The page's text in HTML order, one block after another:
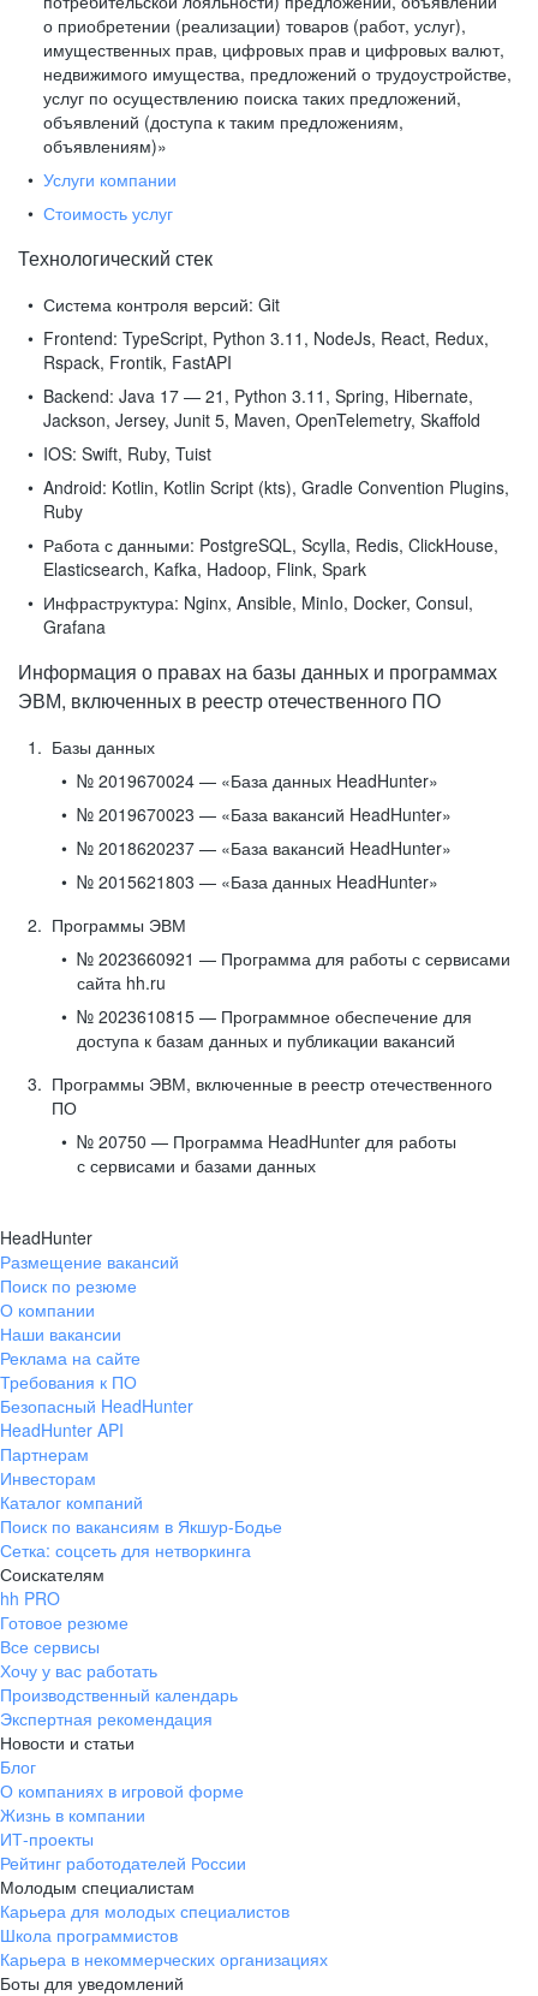
о приобретении (реализации) товаров (работ, услуг),
имущественных прав, цифровых прав и цифровых валют,
недвижимого имущества, предложений о трудоустройстве,
услуг по осуществлению поиска таких предложений,
объявлений (доступа к таким предложениям,
объявлениям)»
Услуги компании
Стоимость услуг
Технологический стек
Система контроля версий: Git
Frontend: TypeScript, Python 3.11, NodeJs, React, Redux,
Rspack, Frontik, FastAPI
Backend: Java 17 — 21, Python 3.11, Spring, Hibernate,
Jackson, Jersey, Junit 5, Maven, OpenTelemetry, Skaffold
IOS: Swift, Ruby, Tuist
Android: Kotlin, Kotlin Script (kts), Gradle Convention Plugins,
Ruby
Работа с данными: PostgreSQL, Scylla, Redis, ClickHouse,
Elasticsearch, Kafka, Hadoop, Flink, Spark
Инфраструктура: Nginx, Ansible, MinIo, Docker, Consul,
Grafana
Информация о правах на базы данных и программах
ЭВМ, включенных в реестр отечественного ПО
Базы данных
№ 2019670024 — «База данных HeadHunter»
№ 2019670023 — «База вакансий HeadHunter»
№ 2018620237 — «База вакансий HeadHunter»
№ 2015621803 — «База данных HeadHunter»
Программы ЭВМ
№ 2023660921 — Программа для работы с сервисами
сайта hh.ru
№ 2023610815 — Программное обеспечение для
доступа к базам данных и публикации вакансий
Программы ЭВМ, включенные в реестр отечественного
ПО
№ 20750 — Программа HeadHunter для работы
с сервисами и базами данных
HeadHunter
Размещение вакансий
Поиск по резюме
О компании
Наши вакансии
Реклама на сайте
Требования к ПО
Безопасный HeadHunter
HeadHunter API
Партнерам
Инвесторам
Каталог компаний
Поиск по вакансиям в Якшур-Бодье
Сетка: соцсеть для нетворкинга
Соискателям
hh PRO
Готовое резюме
Все сервисы
Хочу у вас работать
Производственный календарь
Экспертная рекомендация
Новости и статьи
Блог
О компаниях в игровой форме
Жизнь в компании
ИТ-проекты
Рейтинг работодателей России
Молодым специалистам
Карьера для молодых специалистов
Школа программистов
Карьера в некоммерческих организациях
Боты для уведомлений